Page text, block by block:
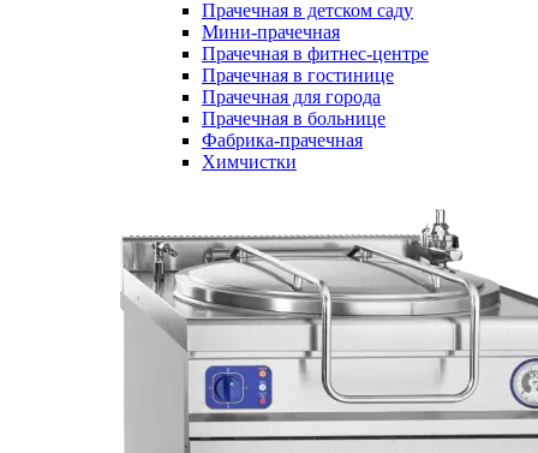
Прачечная в детском саду
Мини-прачечная
Прачечная в фитнес-центре
Прачечная в гостинице
Прачечная для города
Прачечная в больнице
Фабрика-прачечная
Химчистки